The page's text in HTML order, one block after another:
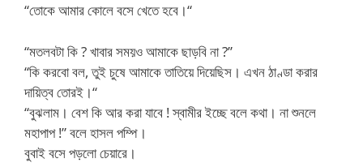
“তোকে আমার কোলে বসে খেতে হবে।“
“মতলবটা কি ? খাবার সময়ও আমাকে ছাড়বি না ?”
“কি করবো বল, তুই চুষে আমাকে তাতিয়ে দিয়েছিস। এখন ঠাণ্ডা করার
দায়িত্ব তোরই।“
“বুঝলাম। বেশ কি আর করা যাবে ! স্বামীর ইচ্ছে বলে কথা। না শুনলে
মহাপাপ !” বলে হাসল পম্পি।
বুবাই বসে পড়লো চেয়ারে।